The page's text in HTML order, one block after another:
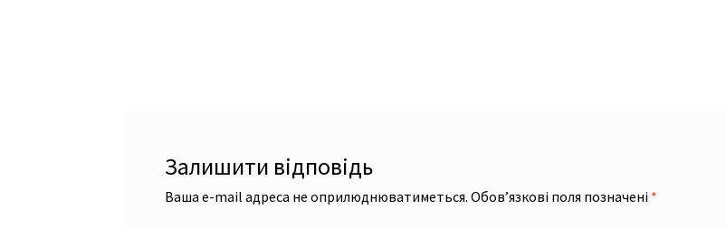
Залишити відповідь
Ваша e-mail адреса не оприлюднюватиметься. Обов’язкові поля позначені *